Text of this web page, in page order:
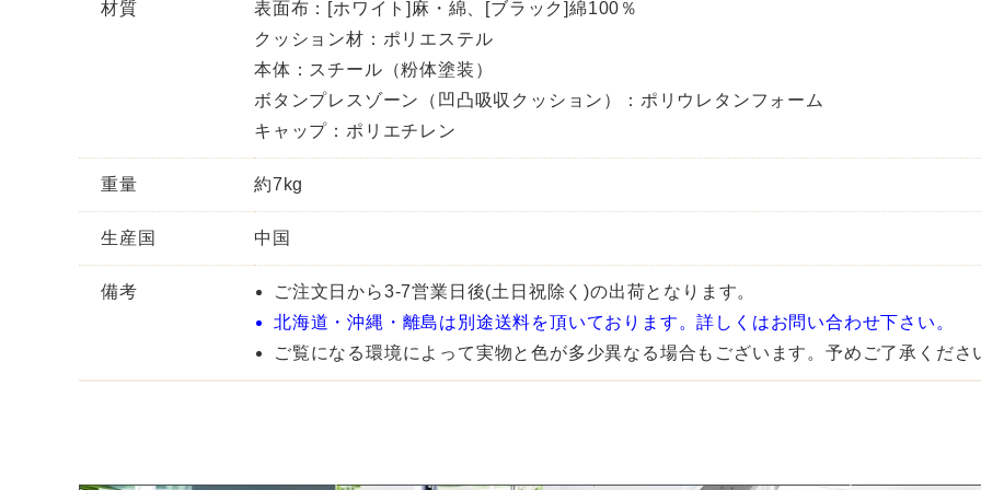
材質
表面布：[ホワイト]麻・綿、[ブラック]綿100％
クッション材：ポリエステル
本体：スチール（粉体塗装）
ボタンプレスゾーン（凹凸吸収クッション）：ポリウレタンフォーム
キャップ：ポリエチレン
重量 約7kg
生産国 中国
備考
ご注文日から3-7営業日後(土日祝除く)の出荷となります。
北海道・沖縄・離島は別途送料を頂いております。詳しくはお問い合わせ下さい。
ご覧になる環境によって実物と色が多少異なる場合もございます。予めご了承くださ